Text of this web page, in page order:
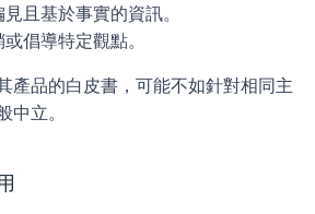
且基於事實的資訊。
倡導特定觀點。
產品的白皮書，可能不如針對相同主
中立。